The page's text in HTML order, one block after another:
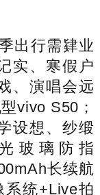
行需肄业
实、寒假户
、演唱会远
vivo S50；
设想、纱缎
玻璃防指
长续航
系统+Live拍